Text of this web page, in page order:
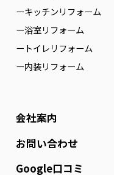
ーキッチンリフォーム
ー浴室リフォーム
ートイレリフォーム
ー内装リフォーム
会社案内
お問い合わせ
Google口コミ